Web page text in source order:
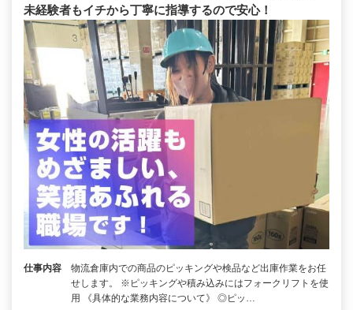
未経験者もイチから丁寧に指導するので安心！
仕事内容
物流倉庫内での商品のピッキングや検品など出庫作業をお任
せします。 ※ピッキングや積み込みにはフォークリフトを使
用 《具体的な業務内容について》 ◎ピッ…